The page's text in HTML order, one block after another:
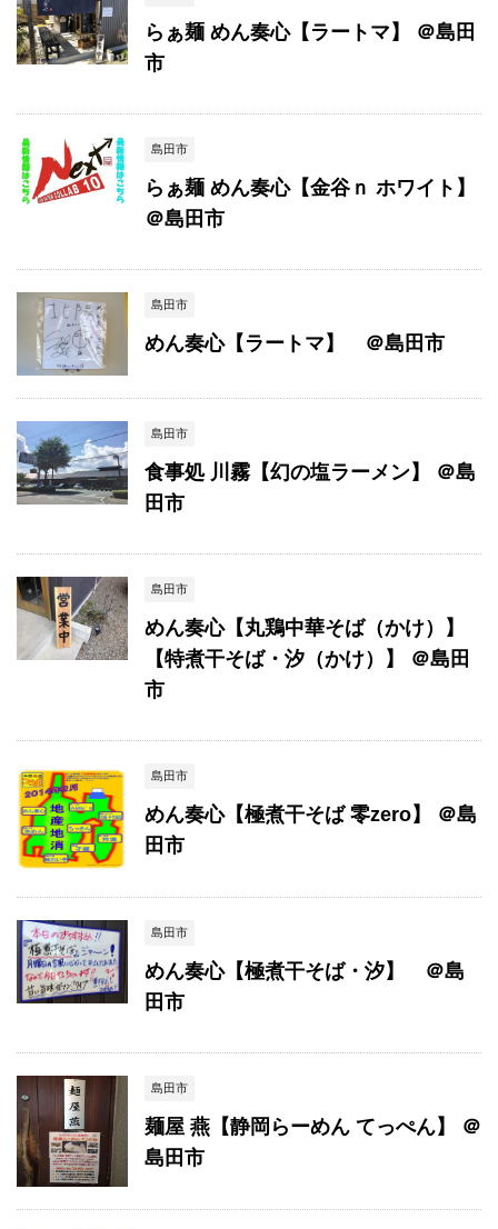
らぁ麺 めん奏心【ラートマ】 ＠島田
市
島田市
らぁ麺 めん奏心【金谷ｎ ホワイト】
＠島田市
島田市
めん奏心【ラートマ】 ＠島田市
島田市
食事処 川霧【幻の塩ラーメン】 ＠島
田市
島田市
めん奏心【丸鶏中華そば（かけ）】
【特煮干そば・汐（かけ）】 ＠島田
市
島田市
めん奏心【極煮干そば 零zero】 ＠島
田市
島田市
めん奏心【極煮干そば・汐】 ＠島
田市
島田市
麺屋 燕【静岡らーめん てっぺん】 ＠
島田市